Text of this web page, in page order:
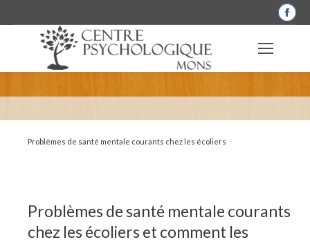
La
une
Problèmes de santé mentale courants chez les écoliers
Problèmes de santé mentale courants
chez les écoliers et comment les